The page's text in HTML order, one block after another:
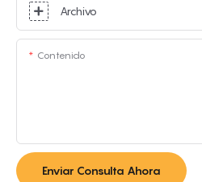
Archivo
Contenido
Enviar Consulta Ahora